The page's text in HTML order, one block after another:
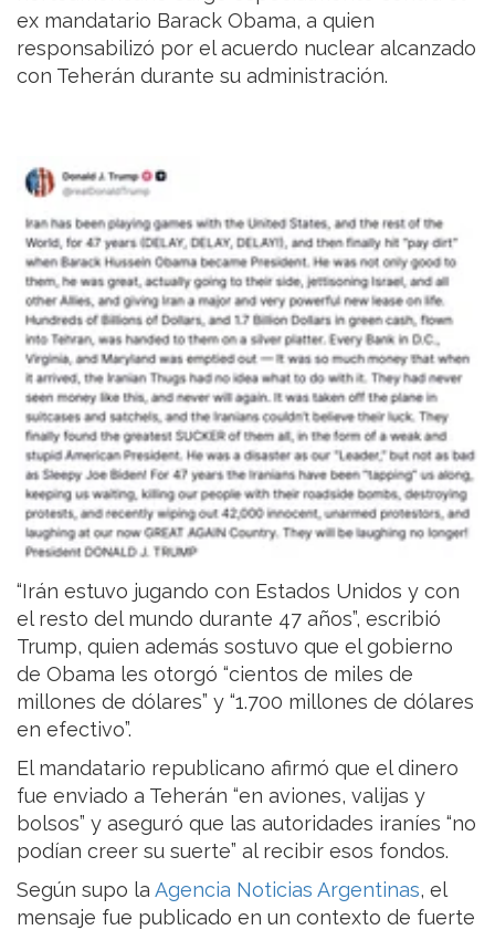
ex mandatario Barack Obama, a quien
responsabilizó por el acuerdo nuclear alcanzado
con Teherán durante su administración.
“Irán estuvo jugando con Estados Unidos y con
el resto del mundo durante 47 años”, escribió
Trump, quien además sostuvo que el gobierno
de Obama les otorgó “cientos de miles de
millones de dólares” y “1.700 millones de dólares
en efectivo”.
El mandatario republicano afirmó que el dinero
fue enviado a Teherán “en aviones, valijas y
bolsos” y aseguró que las autoridades iraníes “no
podían creer su suerte” al recibir esos fondos.
Según supo la Agencia Noticias Argentinas, el
mensaje fue publicado en un contexto de fuerte